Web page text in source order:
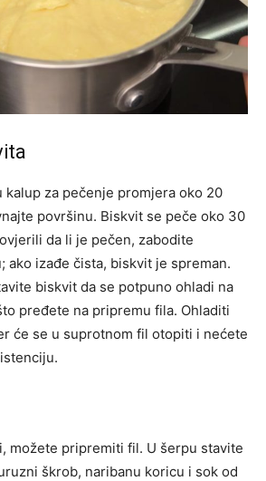
kalup za pečenje promjera oko 20
površinu. Biskvit se peče oko 30
da li je pečen, zabodite
ako izađe čista, biskvit je spreman.
biskvit da se potpuno ohladi na
pređete na pripremu fila. Ohladiti
će se u suprotnom fil otopiti i nećete
možete pripremiti fil. U šerpu stavite
škrob, naribanu koricu i sok od